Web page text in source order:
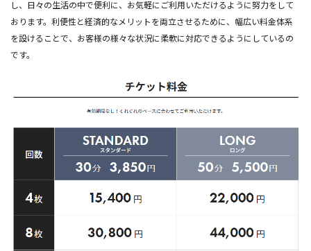
し、日々の生活の中で便利に、お気軽にご利用いただけるように努力をして
おります。利便性と経済的なメリットを両立させるために、幅広い料金体系
を設けることで、お客様の様々な状況に柔軟に対応できるようにしているの
です。